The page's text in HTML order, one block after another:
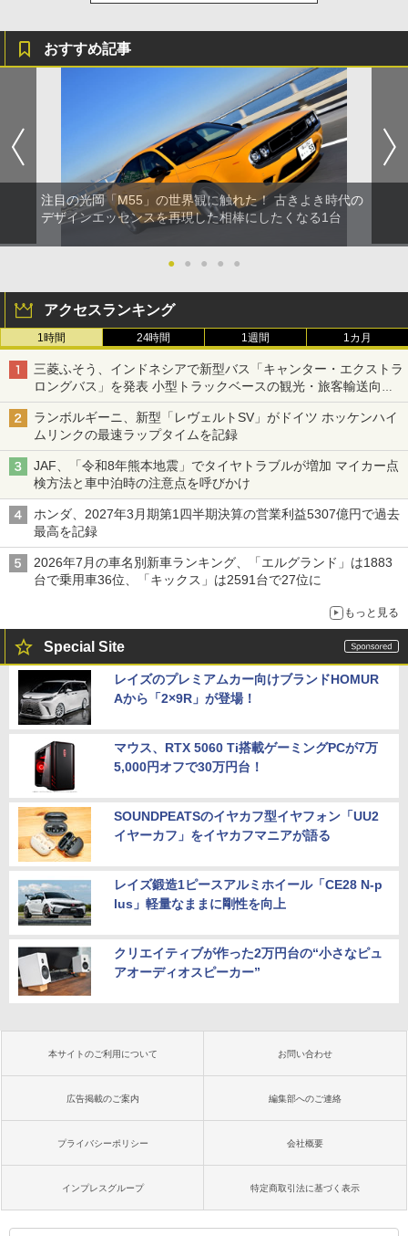
おすすめ記事
注目の光岡「M55」の世界観に触れた！ 古きよき時代の
デザインエッセンスを再現した相棒にしたくなる1台
● ● ● ● ●
アクセスランキング
1時間 24時間 1週間 1カ月
三菱ふそう、インドネシアで新型バス「キャンター・エクストラ
ロングバス」を発表 小型トラックベースの観光・旅客輸送向け
バス
ランボルギーニ、新型「レヴェルトSV」がドイツ ホッケンハイ
ムリンクの最速ラップタイムを記録
JAF、「令和8年熊本地震」でタイヤトラブルが増加 マイカー点
検方法と車中泊時の注意点を呼びかけ
ホンダ、2027年3月期第1四半期決算の営業利益5307億円で過去
最高を記録
2026年7月の車名別新車ランキング、「エルグランド」は1883
台で乗用車36位、「キックス」は2591台で27位に
もっと見る
Special Site
レイズのプレミアムカー向けブランドHOMUR
Aから「2×9R」が登場！
マウス、RTX 5060 Ti搭載ゲーミングPCが7万
5,000円オフで30万円台！
SOUNDPEATSのイヤカフ型イヤフォン「UU2
イヤーカフ」をイヤカフマニアが語る
レイズ鍛造1ピースアルミホイール「CE28 N-p
lus」軽量なままに剛性を向上
クリエイティブが作った2万円台の“小さなピュ
アオーディオスピーカー”
本サイトのご利用について お問い合わせ
広告掲載のご案内 編集部へのご連絡
プライバシーポリシー 会社概要
インプレスグループ 特定商取引法に基づく表示